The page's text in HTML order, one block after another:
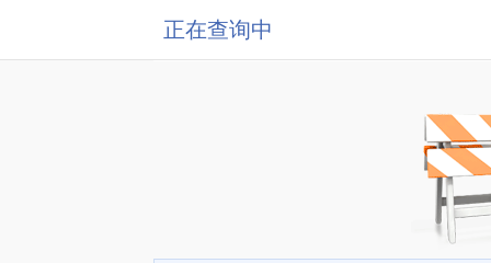
正在查询中